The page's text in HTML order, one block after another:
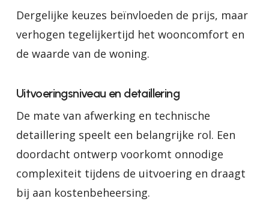
Dergelijke keuzes beïnvloeden de prijs, maar
verhogen tegelijkertijd het wooncomfort en
de waarde van de woning.
Uitvoeringsniveau en detaillering
De mate van afwerking en technische
detaillering speelt een belangrijke rol. Een
doordacht ontwerp voorkomt onnodige
complexiteit tijdens de uitvoering en draagt
bij aan kostenbeheersing.